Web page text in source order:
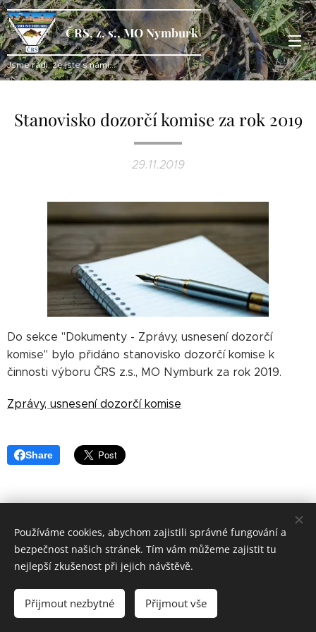
ČRS, z. s., MO Nymburk
Jsme rádi, že jste s námi...
Stanovisko dozorčí komise za rok 2019
29.11.2019
Do sekce "Dokumenty - Zprávy, usnesení dozorčí
komise" bylo přidáno stanovisko dozorčí komise k
činnosti výboru ČRS z.s., MO Nymburk za rok 2019.
Zprávy, usnesení dozorčí komise
Share
Sportovní 142,288 02 Nymburk, IČO:45829110,
nymburk@mocrs.cz
Cookies
Používáme cookies, abychom zajistili správné fungování a
bezpečnost našich stránek. Tím vám můžeme zajistit tu
nejlepší zkušenost při jejich návštěvě.
Přijmout nezbytné Přijmout vše